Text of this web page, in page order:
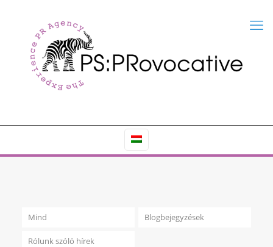
Mind Blogbejegyzések
Rólunk szóló hírek